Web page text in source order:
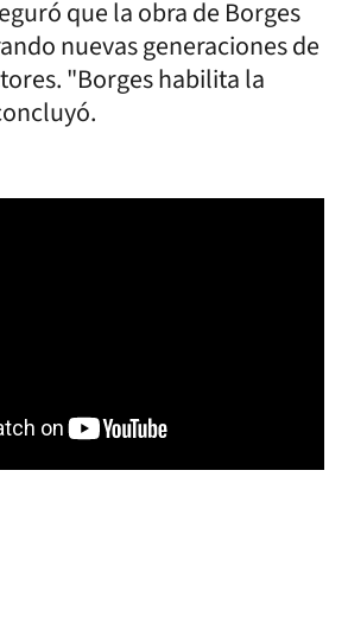
que la obra de Borges
nuevas generaciones de
"Borges habilita la